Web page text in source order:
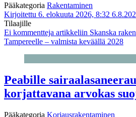
Pääkategoria Rakentaminen
Kirjoitettu 6. elokuuta 2026, 8:32
Tilaajille
Ei kommentteja artikkeliin Skanska
Tampereelle – valmista keväällä 2028
Peabille
korjattavana arvokas
Pääkategoria Korjausrakentaminen